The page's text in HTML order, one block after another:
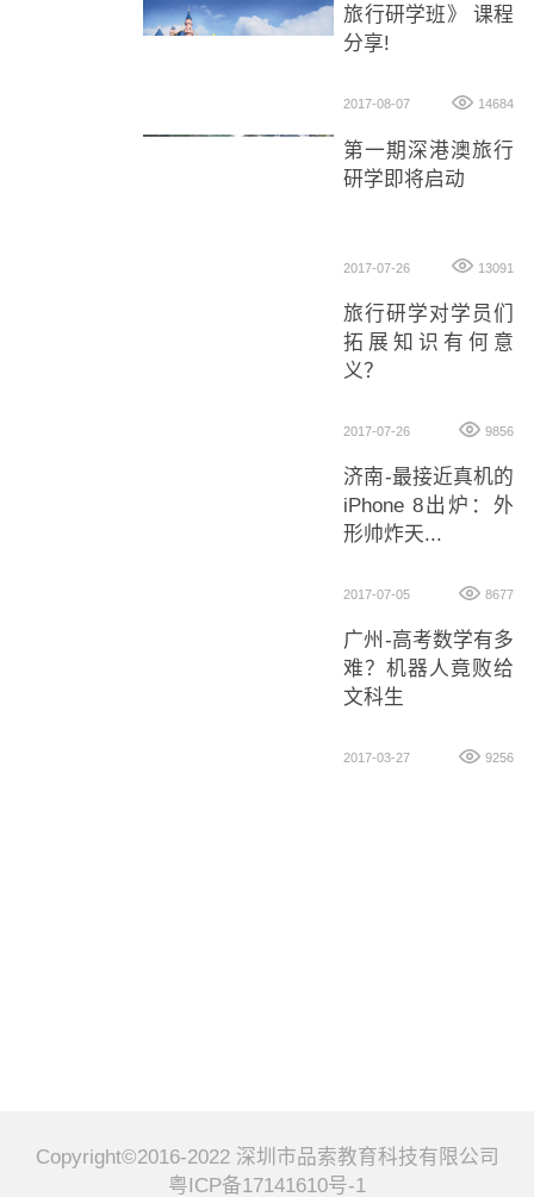
旅行研学班》 课程
分享!
2017-08-07 14684
第一期深港澳旅行
研学即将启动
2017-07-26 13091
旅行研学对学员们
拓展知识有何意
义？
2017-07-26 9856
济南-最接近真机的
iPhone 8出炉：外
形帅炸天...
2017-07-05 8677
广州-高考数学有多
难？机器人竟败给
文科生
2017-03-27 9256
Copyright©2016-2022 深圳市品索教育科技有限公司
粤ICP备17141610号-1